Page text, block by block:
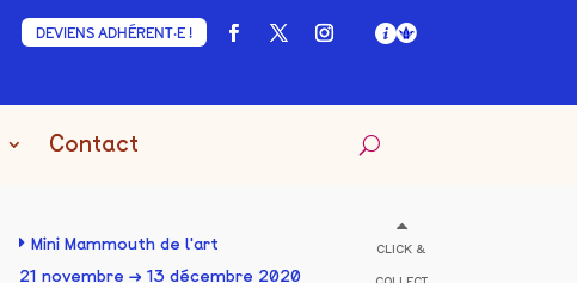
DEVIENS ADHÉRENT·E !
Contact
Mini Mammouth de l'art
21 novembre → 13 décembre 2020
CLICK &